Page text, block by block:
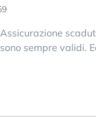
Assicurazione
sono sempre validi.